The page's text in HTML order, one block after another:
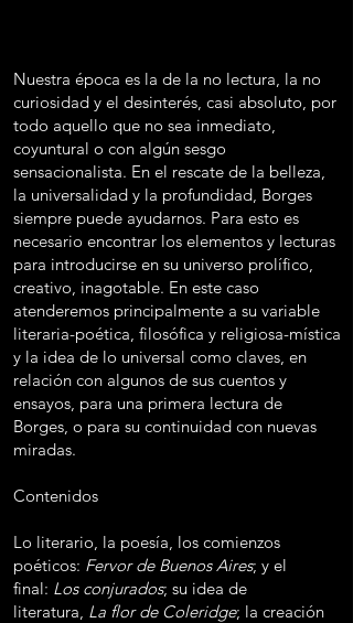
Nuestra época es la de la no lectura, la no
curiosidad y el desinterés, casi absoluto, por
todo aquello que no sea inmediato,
coyuntural o con algún sesgo
sensacionalista. En el rescate de la belleza,
la universalidad y la profundidad, Borges
siempre puede ayudarnos. Para esto es
necesario encontrar los elementos y lecturas
para introducirse en su universo prolífico,
creativo, inagotable. En este caso
atenderemos principalmente a su variable
literaria-poética, filosófica y religiosa-mística
y la idea de lo universal como claves, en
relación con algunos de sus cuentos y
ensayos, para una primera lectura de
Borges, o para su continuidad con nuevas
miradas.
Contenidos
Lo literario, la poesía, los comienzos
poéticos: Fervor de Buenos Aires; y el
final: Los conjurados; su idea de
literatura, La flor de Coleridge; la creación